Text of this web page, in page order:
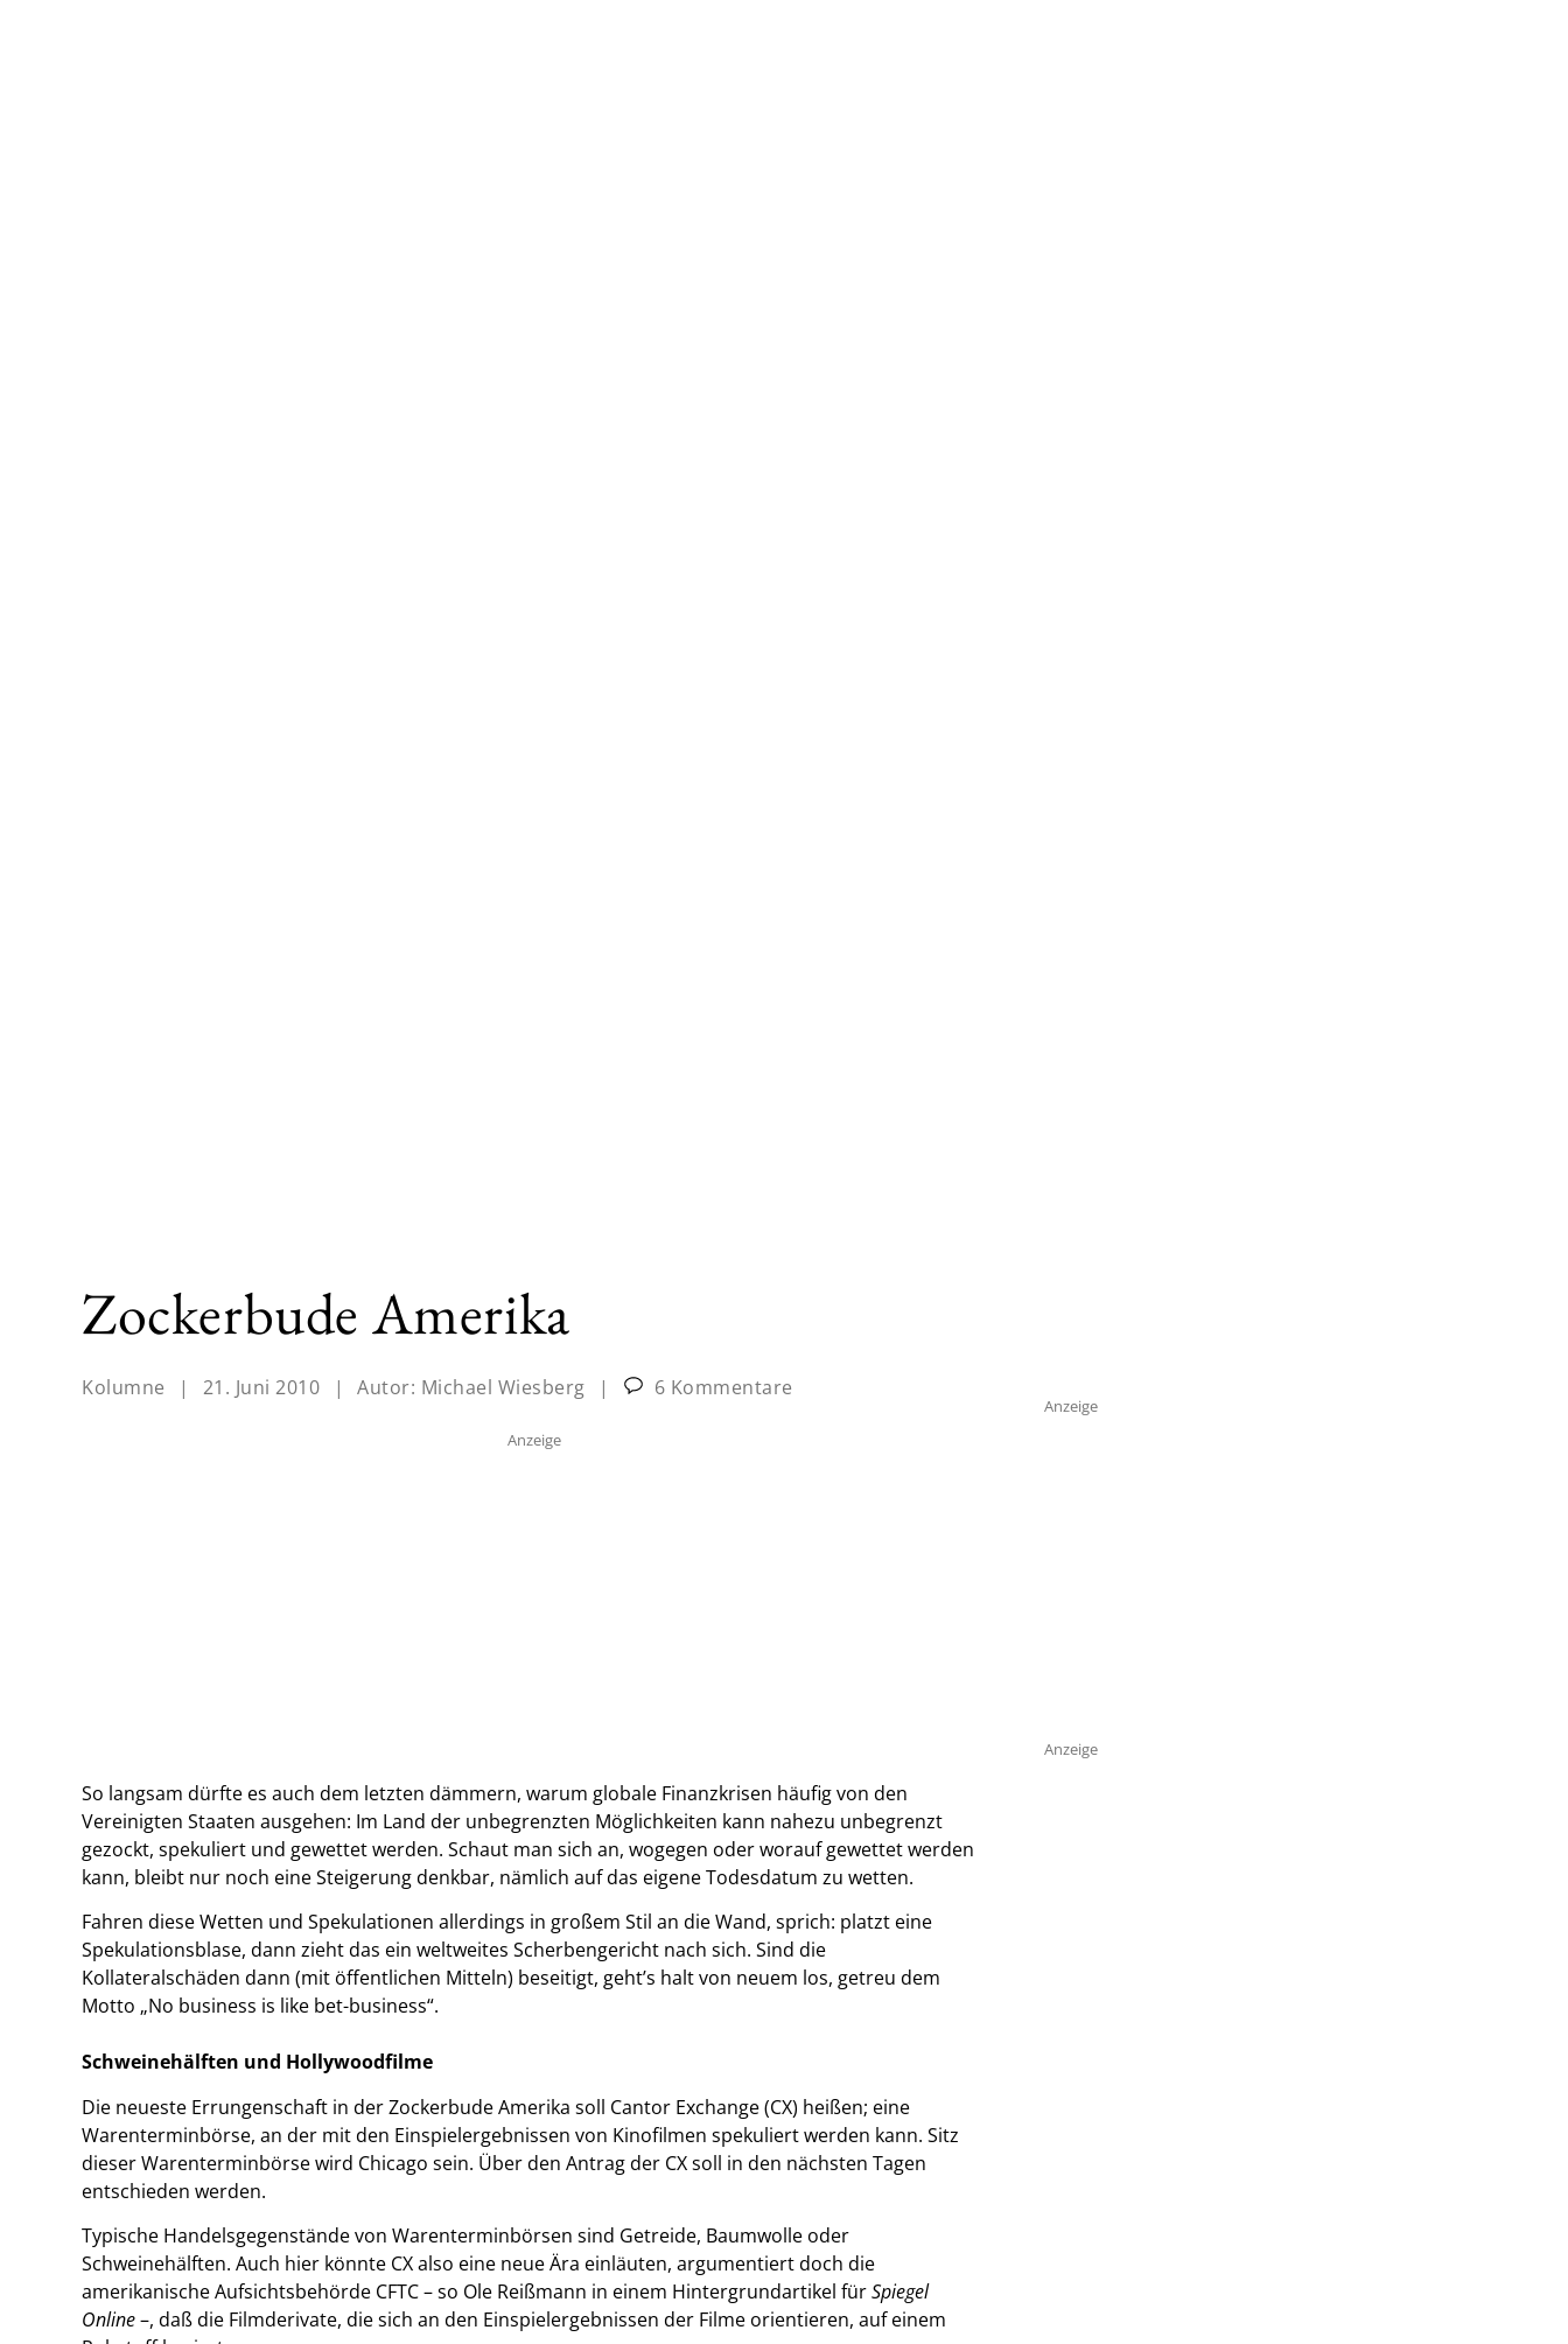
Zockerbude Amerika
Kolumne | 21. Juni 2010 | Autor: Michael Wiesberg | 6 Kommentare
Anzeige
So langsam dürfte es auch dem letzten dämmern, warum globale Finanzkrisen häufig von den
Vereinigten Staaten ausgehen: Im Land der unbegrenzten Möglichkeiten kann nahezu unbegrenzt
gezockt, spekuliert und gewettet werden. Schaut man sich an, wogegen oder worauf gewettet werden
kann, bleibt nur noch eine Steigerung denkbar, nämlich auf das eigene Todesdatum zu wetten.
Fahren diese Wetten und Spekulationen allerdings in großem Stil an die Wand, sprich: platzt eine
Spekulationsblase, dann zieht das ein weltweites Scherbengericht nach sich. Sind die
Kollateralschäden dann (mit öffentlichen Mitteln) beseitigt, geht’s halt von neuem los, getreu dem
Motto „No business is like bet-business“.
Schweinehälften und Hollywoodfilme
Die neueste Errungenschaft in der Zockerbude Amerika soll Cantor Exchange (CX) heißen; eine
Warenterminbörse, an der mit den Einspielergebnissen von Kinofilmen spekuliert werden kann. Sitz
dieser Warenterminbörse wird Chicago sein. Über den Antrag der CX soll in den nächsten Tagen
entschieden werden.
Typische Handelsgegenstände von Warenterminbörsen sind Getreide, Baumwolle oder
Schweinehälften. Auch hier könnte CX also eine neue Ära einläuten, argumentiert doch die
amerikanische Aufsichtsbehörde CFTC – so Ole Reißmann in einem Hintergrundartikel fürSpiegel
Online–, daß die Filmderivate, die sich an den Einspielergebnissen der Filme orientieren, auf einem
Anzeige
Anzeige